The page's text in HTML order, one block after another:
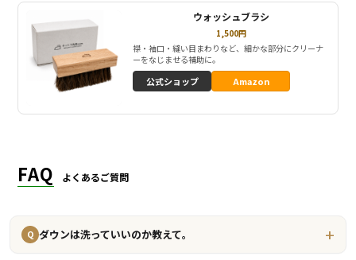
ウォッシュブラシ
1,500円
襟・袖口・縫い目まわりなど、細かな部分にクリーナ
ーをなじませる補助に。
公式ショップ Amazon
FAQ よくあるご質問
Q ダウンは洗っていいのか教えて。